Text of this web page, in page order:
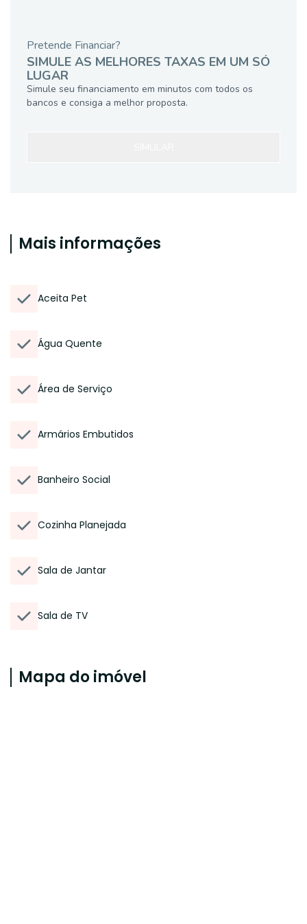
Pretende Financiar?
SIMULE AS MELHORES TAXAS EM UM SÓ
LUGAR
Simule seu financiamento em minutos com todos os
bancos e consiga a melhor proposta.
Mais informações
Aceita Pet
Água Quente
Área de Serviço
Armários Embutidos
Banheiro Social
Cozinha Planejada
Sala de Jantar
Sala de TV
Mapa do imóvel